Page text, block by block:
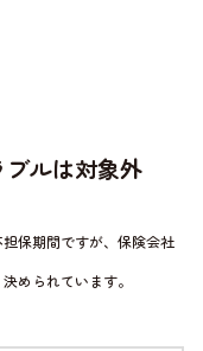
ルは対象外
保期間ですが、保険会社
められています。